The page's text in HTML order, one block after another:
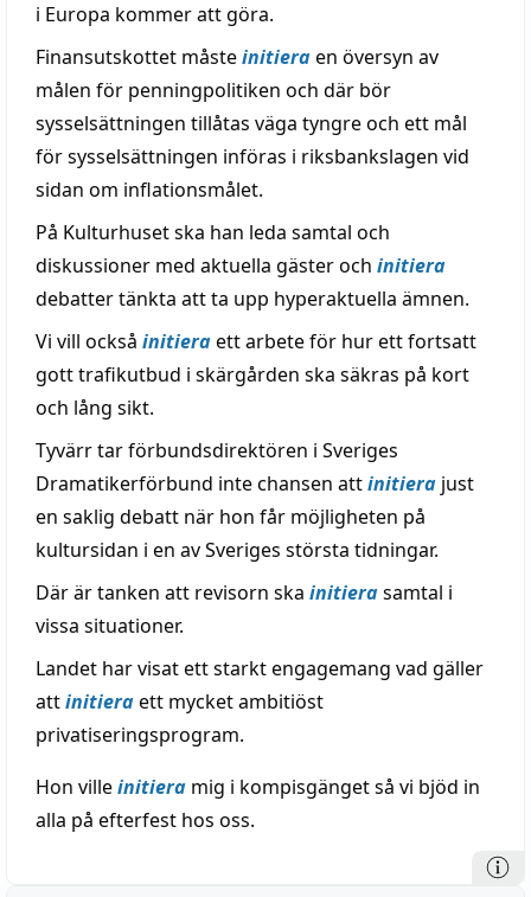
i Europa kommer att göra.
Finansutskottet måsteinitieraen översyn av
målen för penningpolitiken och där bör
sysselsättningen tillåtas väga tyngre och ett mål
för sysselsättningen införas i riksbankslagen vid
sidan om inflationsmålet.
På Kulturhuset ska han leda samtal och
diskussioner med aktuella gäster och initiera
debatter tänkta att ta upp hyperaktuella ämnen.
Vi vill också initieraett arbete för hur ett fortsatt
gott trafikutbud i skärgården ska säkras på kort
och lång sikt.
Tyvärr tar förbundsdirektören i Sveriges
Dramatikerförbund inte chansen attinitiera just
en saklig debatt när hon får möjligheten på
kultursidan i en av Sveriges största tidningar.
Där är tanken att revisorn ska initierasamtal i
vissa situationer.
Landet har visat ett starkt engagemang vad gäller
attinitieraett mycket ambitiöst
privatiseringsprogram.
Hon villeinitiera mig i kompisgänget så vi bjöd in
alla på efterfest hos oss.